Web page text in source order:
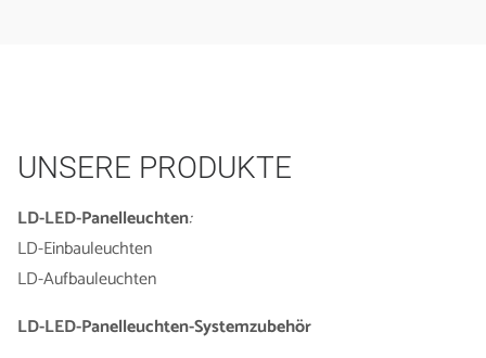
UNSERE PRODUKTE
LD-LED-Panelleuchten:
LD-Einbauleuchten
LD-Aufbauleuchten
LD-LED-Panelleuchten-Systemzubehör